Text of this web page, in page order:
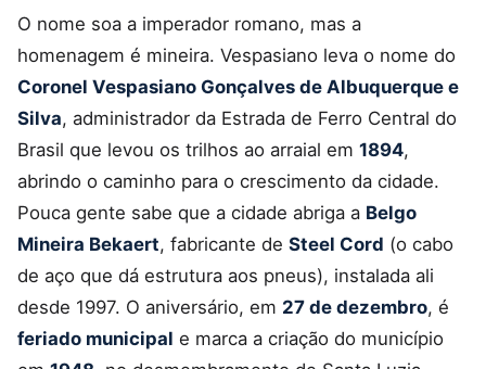
O nome soa a imperador romano, mas a
homenagem é mineira. Vespasiano leva o nome do
Coronel Vespasiano Gonçalves de Albuquerque e
Silva, administrador da Estrada de Ferro Central do
Brasil que levou os trilhos ao arraial em 1894,
abrindo o caminho para o crescimento da cidade.
Pouca gente sabe que a cidade abriga a Belgo
Mineira Bekaert, fabricante de Steel Cord (o cabo
de aço que dá estrutura aos pneus), instalada ali
desde 1997. O aniversário, em 27 de dezembro, é
feriado municipal e marca a criação do município